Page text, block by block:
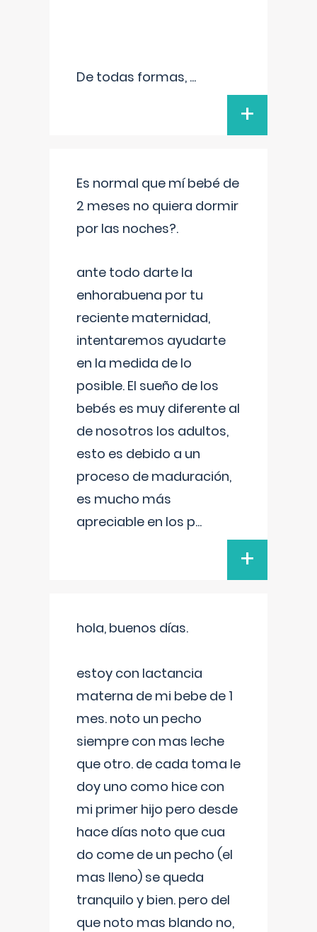
De todas formas, ...
+
Es normal que mí bebé de
2 meses no quiera dormir
por las noches?.
ante todo darte la
enhorabuena por tu
reciente maternidad,
intentaremos ayudarte
en la medida de lo
posible. El sueño de los
bebés es muy diferente al
de nosotros los adultos,
esto es debido a un
proceso de maduración,
es mucho más
apreciable en los p...
+
hola, buenos días.
estoy con lactancia
materna de mi bebe de 1
mes. noto un pecho
siempre con mas leche
que otro. de cada toma le
doy uno como hice con
mi primer hijo pero desde
hace días noto que cua
do come de un pecho (el
mas lleno) se queda
tranquilo y bien. pero del
que noto mas blando no,